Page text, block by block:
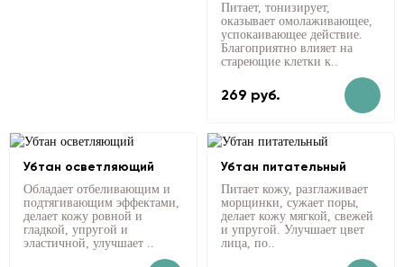
Питает, тонизирует,
оказывает омолаживающее,
успокаивающее действие.
Благоприятно влияет на
стареющие клетки к..
269 руб.
Убтан осветляющий
Обладает отбеливающим и
подтягивающим эффектами,
делает кожу ровной и
гладкой, упругой и
эластичной, улучшает ..
Убтан питательный
Питает кожу, разглаживает
морщинки, сужает поры,
делает кожу мягкой, свежей
и упругой. Улучшает цвет
лица, по..